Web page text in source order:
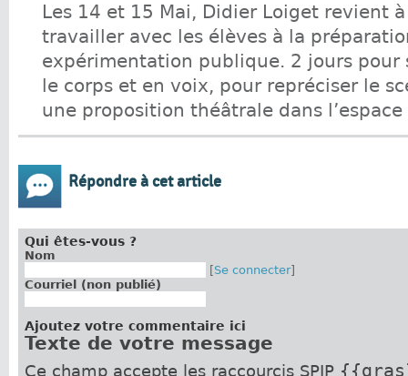
Les 14 et 15 Mai, Didier Loiget revient
travailler avec les élèves à la
expérimentation publique. 2 jours pour
le corps et en voix, pour repréciser le
une proposition théâtrale dans
Répondre à cet article
Qui êtes-vous ?
Nom
[Se connecter]
Courriel (non publié)
Ajoutez votre commentaire ici
Texte de votre message
Ce champ accepte les raccourcis SPIP